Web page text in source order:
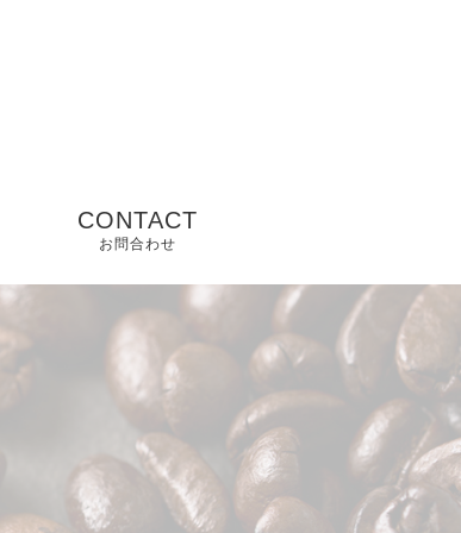
CONTACT
お問合わせ